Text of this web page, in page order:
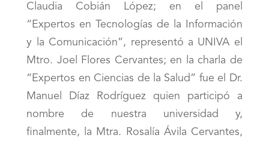
Claudia Cobián López; en el panel
“Expertos en Tecnologías de la Información
y la Comunicación”, representó a UNIVA el
Mtro. Joel Flores Cervantes; en la charla de
“Expertos en Ciencias de la Salud” fue el Dr.
Manuel Díaz Rodríguez quien participó a
nombre de nuestra universidad y,
finalmente, la Mtra. Rosalía Ávila Cervantes,